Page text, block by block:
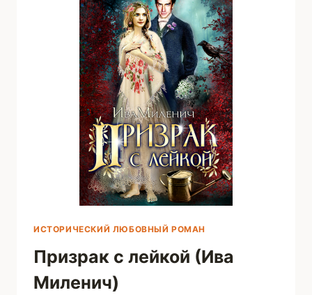
ИСТОРИЧЕСКИЙ ЛЮБОВНЫЙ РОМАН
Призрак с лейкой (Ива
Миленич)